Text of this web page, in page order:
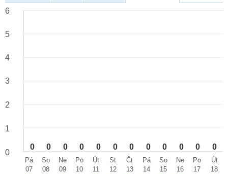
0 0 0 0 0 0 0 0 0 0 0 0
6
5
4
3
2
1
0
Pá
07
So
08
Ne
09
Po
10
Út
11
St
12
Čt
13
Pá
14
So
15
Ne
16
Po
17
Út
18